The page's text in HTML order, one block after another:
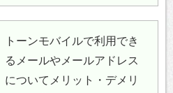
トーンモバイルで利用でき
るメールやメールアドレス
についてメリット・デメリ